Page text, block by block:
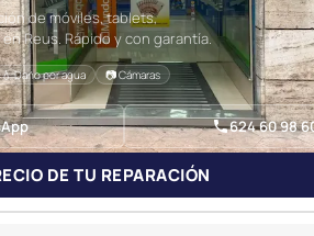
de móviles, tablets,
Reus. Rápido y con garantía.
💧 Daño por agua 📷 Cámaras
624 60 98
DE TU REPARACIÓN